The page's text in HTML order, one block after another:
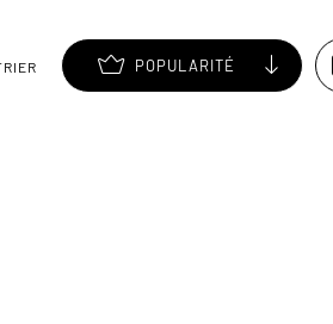
POPULARITÉ